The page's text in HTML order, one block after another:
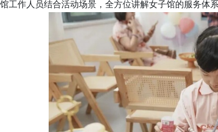
馆工作人员结合活动场景，全方位讲解女子馆的服务体